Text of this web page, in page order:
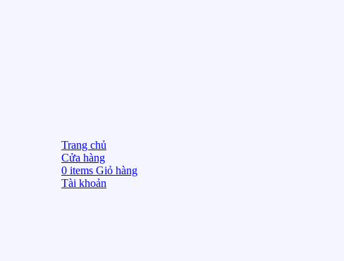
Trang chủ
Cửa hàng
0 items Giỏ hàng
Tài khoản